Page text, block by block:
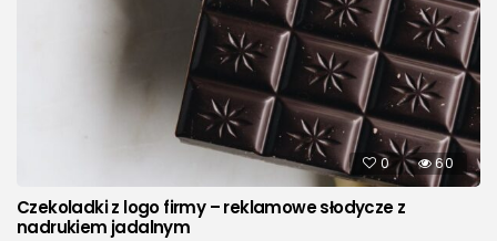
0 60
Czekoladki z logo firmy – reklamowe słodycze z
nadrukiem jadalnym